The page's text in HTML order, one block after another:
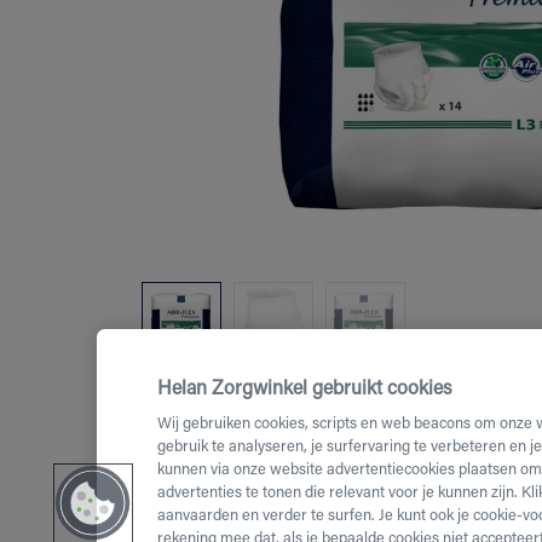
Helan Zorgwinkel gebruikt cookies
Wij gebruiken cookies, scripts en web beacons om
gebruik te analyseren, je surfervaring te verbeteren en
kunnen via onze website advertentiecookies plaatsen
advertenties te tonen die relevant voor je kunnen zijn.
aanvaarden en verder te surfen. Je kunt ook je cookie-